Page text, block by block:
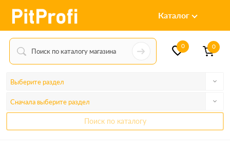
Каталог
0 0
Выберите раздел
Сначала выберите раздел
Поиск по каталогу